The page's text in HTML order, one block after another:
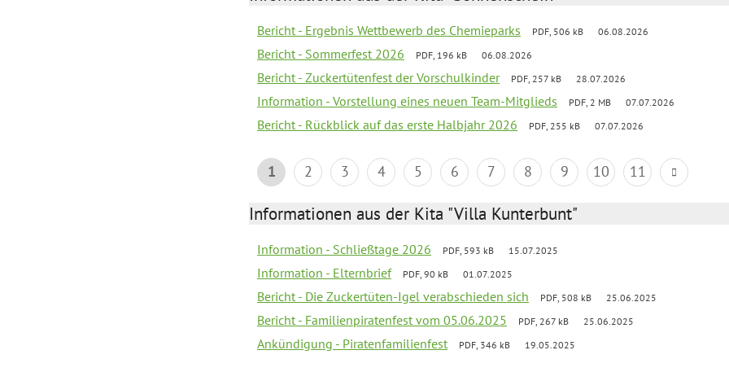
Bericht - Ergebnis Wettbewerb des Chemieparks PDF, 506 kB 06.08.2026
Bericht - Sommerfest 2026 PDF, 196 kB 06.08.2026
Bericht - Zuckertütenfest der Vorschulkinder PDF, 257 kB 28.07.2026
Information - Vorstellung eines neuen Team-Mitglieds PDF, 2 MB 07.07.2026
Bericht - Rückblick auf das erste Halbjahr 2026 PDF, 255 kB 07.07.2026
1 2 3 4 5 6 7 8 9 10 11
Informationen aus der Kita "Villa Kunterbunt"
Information - Schließtage 2026 PDF, 593 kB 15.07.2025
Information - Elternbrief PDF, 90 kB 01.07.2025
Bericht - Die Zuckertüten-Igel verabschieden sich PDF, 508 kB 25.06.2025
Bericht - Familienpiratenfest vom 05.06.2025 PDF, 267 kB 25.06.2025
Ankündigung - Piratenfamilienfest PDF, 346 kB 19.05.2025